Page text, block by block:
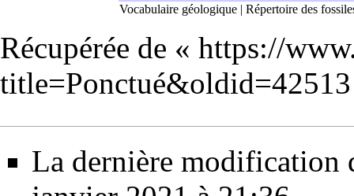
Vocabulaire géologique | Répertoire des
Récupérée de « https://
title=Ponctué&oldid=42513
La dernière modification